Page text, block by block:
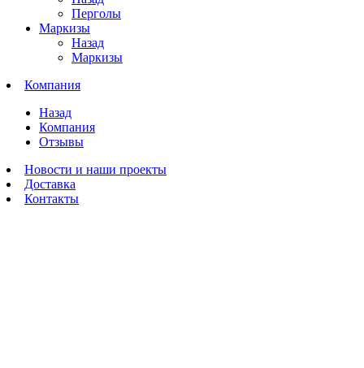
Перголы
Маркизы
Назад
Маркизы
Компания
Назад
Компания
Отзывы
Новости и наши проекты
Доставка
Контакты